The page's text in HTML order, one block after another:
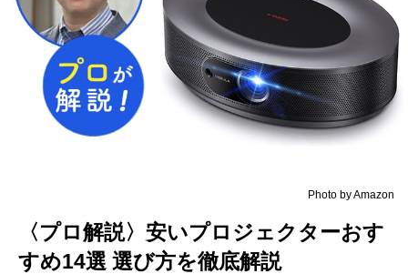
Photo by Amazon
〈プロ解説〉安いプロジェクターおす
すめ14選 選び方を徹底解説